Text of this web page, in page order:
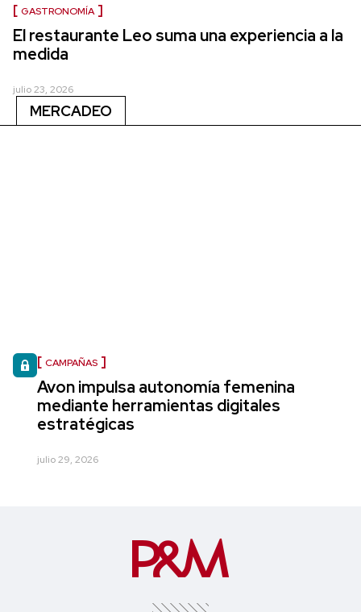
GASTRONOMÍA
El restaurante Leo suma una experiencia a la
medida
julio 23, 2026
MERCADEO
CAMPAÑAS
Avon impulsa autonomía femenina
mediante herramientas digitales
estratégicas
julio 29, 2026